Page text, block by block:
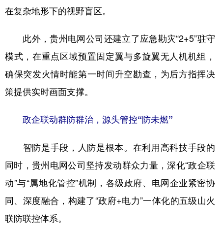
在复杂地形下的视野盲区。
此外，贵州电网公司还建立了应急勘灾“2+5”驻守
模式，在重点区域预置固定翼与多旋翼无人机机组，
确保突发火情时能第一时间升空勘查，为后方指挥决
策提供实时画面支撑。
政企联动群防群治，源头管控“防未燃”
智防是手段，人防是根本。在利用高科技手段的
同时，贵州电网公司坚持发动群众力量，深化“政企联
动”与“属地化管控”机制，各级政府、电网企业紧密协
同、深度融合，构建了“政府+电力”一体化的五级山火
联防联控体系。